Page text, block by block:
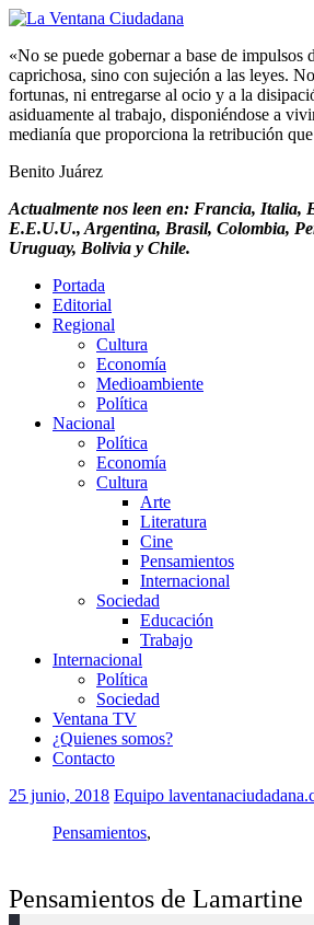
«No se puede gobernar a base de impulsos
caprichosa, sino con sujeción a las leyes.
fortunas, ni entregarse al ocio y a la
asiduamente al trabajo, disponiéndose a
medianía que proporciona la retribución
Benito Juárez
Actualmente nos leen en: Francia, Italia,
E.E.U.U., Argentina, Brasil, Colombia,
Uruguay, Bolivia y Chile.
Portada
Editorial
Regional
Cultura
Economía
Medioambiente
Política
Nacional
Política
Economía
Cultura
Arte
Literatura
Cine
Pensamientos
Internacional
Sociedad
Educación
Trabajo
Internacional
Política
Sociedad
Ventana TV
¿Quienes somos?
Contacto
25 junio, 2018 Equipo
Pensamientos,
Pensamientos de Lamartine